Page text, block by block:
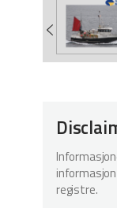
registre.